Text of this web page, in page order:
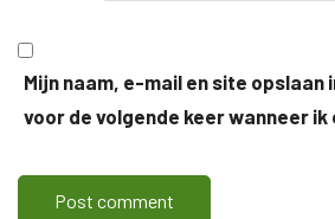
Mijn naam, e-mail en site opslaan
voor de volgende keer wanneer